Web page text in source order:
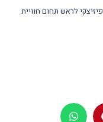
לראש תחום חוויית